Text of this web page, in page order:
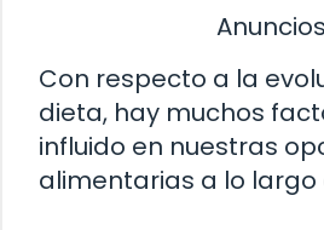
Anuncios
Con respecto a la
dieta, hay muchos
influido en nuestras
alimentarias a lo largo